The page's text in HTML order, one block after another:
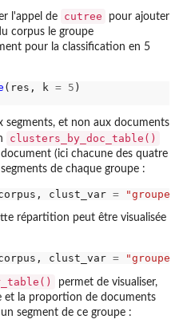
l'appel de cutree
pour ajouter
corpus le groupe
pour la classification en 5
(res, k = 5
segments, et non aux documents
clusters_by_doc_table()
(ici chacune des quatre
de chaque groupe :
clust_var = "groupe"
répartition peut être visualisée
clust_var = "groupe"
permet de visualiser,
et la proportion de documents
segment de ce groupe :